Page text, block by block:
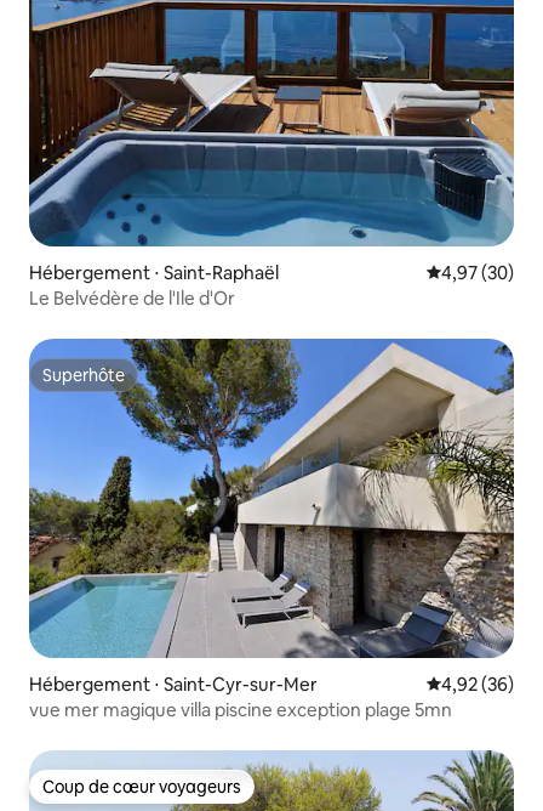
Hébergement ⋅ Saint-Raphaël Évaluation
4,97 (30)
Le Belvédère de l'Ile d'Or
Superhôte
Superhôte
Hébergement ⋅ Saint-Cyr-sur-Mer Évaluation
4,92 (36)
vue mer magique villa piscine exception plage 5mn
Coup de cœur voyageurs
Coup de cœur voyageurs